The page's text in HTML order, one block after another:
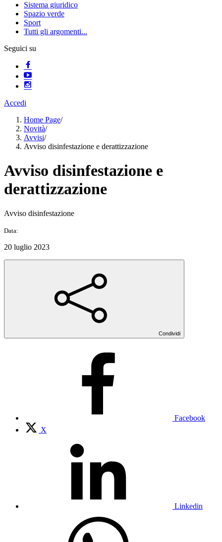
Sistema giuridico
Spazio verde
Sport
Tutti gli argomenti...
Seguici su
Accedi
Home Page/
Novità/
Avvisi/
Avviso disinfestazione e derattizzazione
Avviso disinfestazione e
derattizzazione
Avviso disinfestazione
Data:
20 luglio 2023
Condividi
Facebook
X
Linkedin